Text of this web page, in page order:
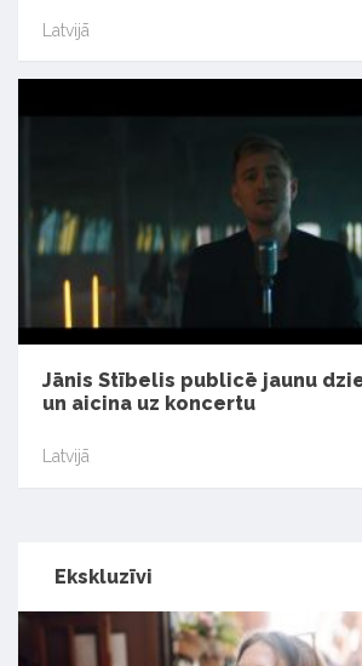
Latvijā
Jānis Stībelis publicē jaunu
un aicina uz koncertu
Latvijā
Ekskluzīvi